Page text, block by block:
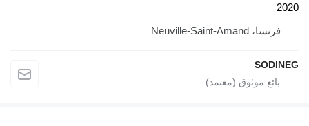
2020
فرنسا، Neuville-Saint-Amand
SODINEG